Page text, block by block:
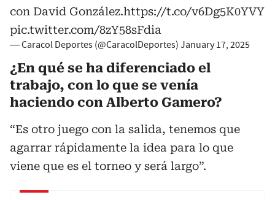
con David González.https://t.co/v6Dg5K0YVY
pic.twitter.com/8zY58sFdia
— Caracol Deportes (@CaracolDeportes) January 17, 2025
¿En qué se ha diferenciado el
trabajo, con lo que se venía
haciendo con Alberto Gamero?
“Es otro juego con la salida, tenemos que
agarrar rápidamente la idea para lo que
viene que es el torneo y será largo”.